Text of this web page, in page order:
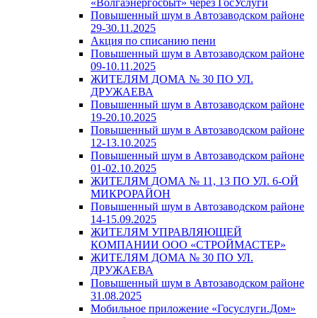
«Волгаэнергосбыт» через ГосУслуги
Повышенный шум в Автозаводском районе
29-30.11.2025
Акция по списанию пени
Повышенный шум в Автозаводском районе
09-10.11.2025
ЖИТЕЛЯМ ДОМА № 30 ПО УЛ.
ДРУЖАЕВА
Повышенный шум в Автозаводском районе
19-20.10.2025
Повышенный шум в Автозаводском районе
12-13.10.2025
Повышенный шум в Автозаводском районе
01-02.10.2025
ЖИТЕЛЯМ ДОМА № 11, 13 ПО УЛ. 6-ОЙ
МИКРОРАЙОН
Повышенный шум в Автозаводском районе
14-15.09.2025
ЖИТЕЛЯМ УПРАВЛЯЮЩЕЙ
КОМПАНИИ ООО «СТРОЙМАСТЕР»
ЖИТЕЛЯМ ДОМА № 30 ПО УЛ.
ДРУЖАЕВА
Повышенный шум в Автозаводском районе
31.08.2025
Мобильное приложение «Госуслуги.Дом»